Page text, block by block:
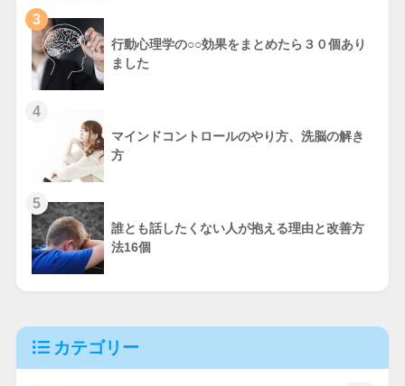
3
行動心理学の○○効果をまとめたら３０個あり
ました
4
マインドコントロールのやり方、洗脳の解き
方
5
誰とも話したくない人が抱える理由と改善方
法16個
カテゴリー